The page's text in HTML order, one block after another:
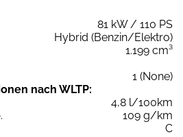
81 kW / 110 PS
Hybrid (Benzin/Elektro)
1.199 cm³
1 (None)
nach WLTP:
4,8 l/100km
109 g/km
C